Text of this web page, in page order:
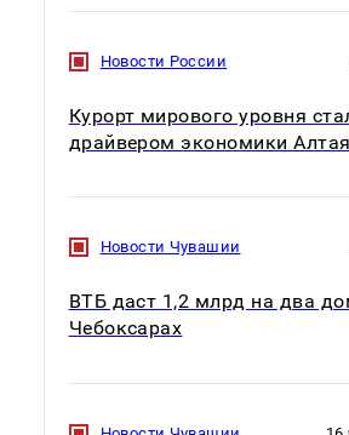
Новости России
Курорт мирового уровня
драйвером экономики Алтая
Новости Чувашии
ВТБ даст 1,2 млрд на два
Чебоксарах